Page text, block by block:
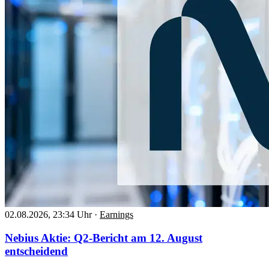
02.08.2026, 23:34 Uhr · Earnings
Nebius Aktie: Q2-Bericht am 12. August
entscheidend